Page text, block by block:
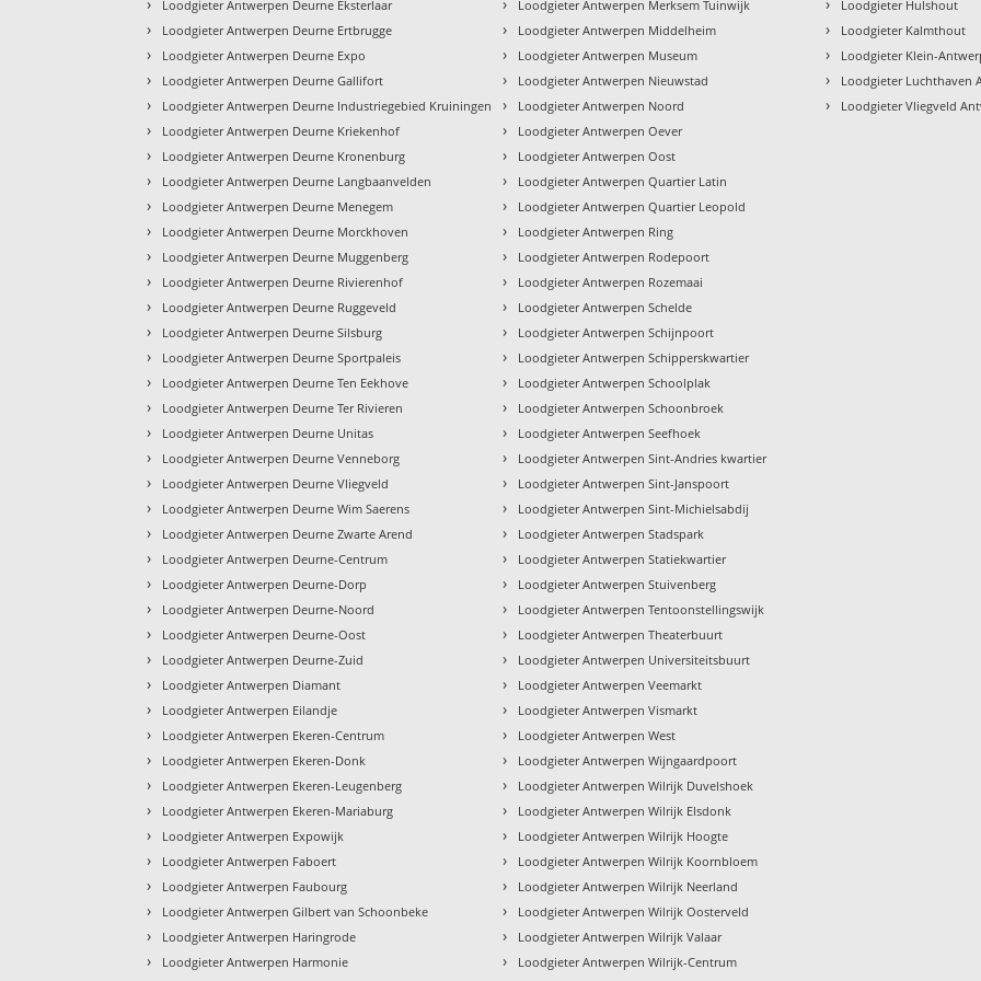
Loodgieter Antwerpen Deurne Eksterlaar
› Loodgieter Antwerpen Deurne Ertbrugge
› Loodgieter Antwerpen Deurne Expo
› Loodgieter Antwerpen Deurne Gallifort
› Loodgieter Antwerpen Deurne Industriegebied Kruiningen
› Loodgieter Antwerpen Deurne Kriekenhof
› Loodgieter Antwerpen Deurne Kronenburg
› Loodgieter Antwerpen Deurne Langbaanvelden
› Loodgieter Antwerpen Deurne Menegem
› Loodgieter Antwerpen Deurne Morckhoven
› Loodgieter Antwerpen Deurne Muggenberg
› Loodgieter Antwerpen Deurne Rivierenhof
› Loodgieter Antwerpen Deurne Ruggeveld
› Loodgieter Antwerpen Deurne Silsburg
› Loodgieter Antwerpen Deurne Sportpaleis
› Loodgieter Antwerpen Deurne Ten Eekhove
› Loodgieter Antwerpen Deurne Ter Rivieren
› Loodgieter Antwerpen Deurne Unitas
› Loodgieter Antwerpen Deurne Venneborg
› Loodgieter Antwerpen Deurne Vliegveld
› Loodgieter Antwerpen Deurne Wim Saerens
› Loodgieter Antwerpen Deurne Zwarte Arend
› Loodgieter Antwerpen Deurne-Centrum
› Loodgieter Antwerpen Deurne-Dorp
› Loodgieter Antwerpen Deurne-Noord
› Loodgieter Antwerpen Deurne-Oost
› Loodgieter Antwerpen Deurne-Zuid
› Loodgieter Antwerpen Diamant
› Loodgieter Antwerpen Eilandje
› Loodgieter Antwerpen Ekeren-Centrum
› Loodgieter Antwerpen Ekeren-Donk
› Loodgieter Antwerpen Ekeren-Leugenberg
› Loodgieter Antwerpen Ekeren-Mariaburg
› Loodgieter Antwerpen Expowijk
› Loodgieter Antwerpen Faboert
› Loodgieter Antwerpen Faubourg
› Loodgieter Antwerpen Gilbert van Schoonbeke
› Loodgieter Antwerpen Haringrode
› Loodgieter Antwerpen Harmonie
Loodgieter Antwerpen Merksem Tuinwijk
› Loodgieter Antwerpen Middelheim
› Loodgieter Antwerpen Museum
› Loodgieter Antwerpen Nieuwstad
› Loodgieter Antwerpen Noord
› Loodgieter Antwerpen Oever
› Loodgieter Antwerpen Oost
› Loodgieter Antwerpen Quartier Latin
› Loodgieter Antwerpen Quartier Leopold
› Loodgieter Antwerpen Ring
› Loodgieter Antwerpen Rodepoort
› Loodgieter Antwerpen Rozemaai
› Loodgieter Antwerpen Schelde
› Loodgieter Antwerpen Schijnpoort
› Loodgieter Antwerpen Schipperskwartier
› Loodgieter Antwerpen Schoolplak
› Loodgieter Antwerpen Schoonbroek
› Loodgieter Antwerpen Seefhoek
› Loodgieter Antwerpen Sint-Andries kwartier
› Loodgieter Antwerpen Sint-Janspoort
› Loodgieter Antwerpen Sint-Michielsabdij
› Loodgieter Antwerpen Stadspark
› Loodgieter Antwerpen Statiekwartier
› Loodgieter Antwerpen Stuivenberg
› Loodgieter Antwerpen Tentoonstellingswijk
› Loodgieter Antwerpen Theaterbuurt
› Loodgieter Antwerpen Universiteitsbuurt
› Loodgieter Antwerpen Veemarkt
› Loodgieter Antwerpen Vismarkt
› Loodgieter Antwerpen West
› Loodgieter Antwerpen Wijngaardpoort
› Loodgieter Antwerpen Wilrijk Duvelshoek
› Loodgieter Antwerpen Wilrijk Elsdonk
› Loodgieter Antwerpen Wilrijk Hoogte
› Loodgieter Antwerpen Wilrijk Koornbloem
› Loodgieter Antwerpen Wilrijk Neerland
› Loodgieter Antwerpen Wilrijk Oosterveld
› Loodgieter Antwerpen Wilrijk Valaar
› Loodgieter Antwerpen Wilrijk-Centrum
Loodgieter Hulshout
› Loodgieter Kalmthout
› Loodgieter Klein-
› Loodgieter Luchthaven
› Loodgieter Vliegveld